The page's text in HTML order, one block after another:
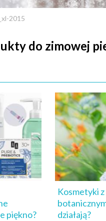
2015
do zimowej
piękno?
Kosmetyki
działają?